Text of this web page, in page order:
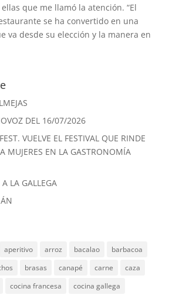
que me llamó la atención. “El
se ha convertido en una
va desde su elección y la manera en
DEL 16/07/2026
VUELVE EL FESTIVAL QUE RINDE
MUJERES EN LA GASTRONOMÍA
A LA GALLEGA
aperitivo arroz bacalao
barbacoa
brasas canapé carne
caza
cocina francesa
cocina gallega